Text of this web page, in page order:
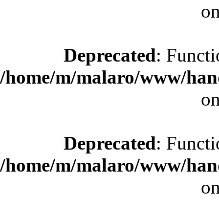
Deprecated:
/home/m/malaro/www/
Deprecated:
/home/m/malaro/www/